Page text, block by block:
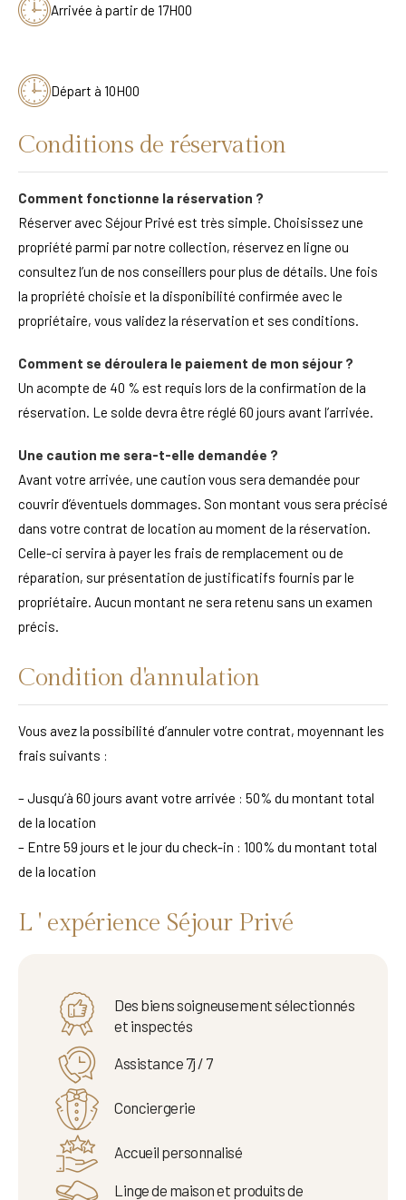
Arrivée à partir de 17H00
Départ à 10H00
Conditions de réservation
Comment fonctionne la réservation ?
Réserver avec Séjour Privé est très simple. Choisissez une
propriété parmi par notre collection, réservez en ligne ou
consultez l’un de nos conseillers pour plus de détails. Une fois
la propriété choisie et la disponibilité confirmée avec le
propriétaire, vous validez la réservation et ses conditions.
Comment se déroulera le paiement de mon séjour ?
Un acompte de 40 % est requis lors de la confirmation de la
réservation. Le solde devra être réglé 60 jours avant l’arrivée.
Une caution me sera-t-elle demandée ?
Avant votre arrivée, une caution vous sera demandée pour
couvrir d’éventuels dommages. Son montant vous sera précisé
dans votre contrat de location au moment de la réservation.
Celle-ci servira à payer les frais de remplacement ou de
réparation, sur présentation de justificatifs fournis par le
propriétaire. Aucun montant ne sera retenu sans un examen
précis.
Condition d'annulation
Vous avez la possibilité d’annuler votre contrat, moyennant les
frais suivants :
– Jusqu’à 60 jours avant votre arrivée : 50% du montant total
de la location
– Entre 59 jours et le jour du check-in : 100% du montant total
de la location
L ' expérience Séjour Privé
Des biens soigneusement sélectionnés
et inspectés
Assistance 7j / 7
Conciergerie
Accueil personnalisé
Linge de maison et produits de